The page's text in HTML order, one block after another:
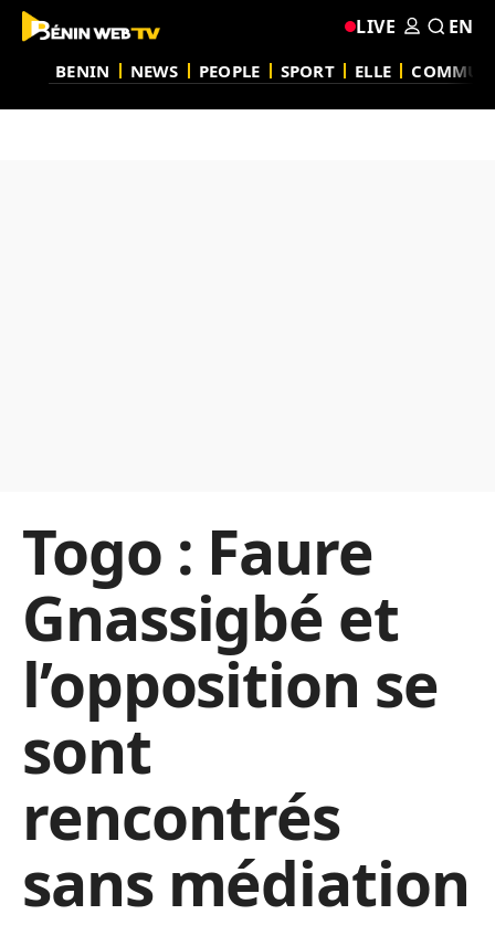
BENIN NEWS PEOPLE SPORT ELLE
LIVE EN
Togo : Faure
Gnassigbé et
l’opposition se
sont
rencontrés
sans médiation